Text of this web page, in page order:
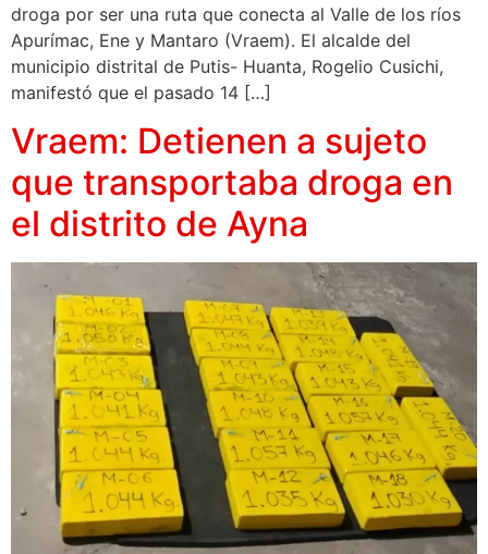
droga por ser una ruta que conecta al Valle de los ríos
Apurímac, Ene y Mantaro (Vraem). El alcalde del
municipio distrital de Putis- Huanta, Rogelio Cusichi,
manifestó que el pasado 14 […]
Vraem: Detienen a sujeto
que transportaba droga en
el distrito de Ayna